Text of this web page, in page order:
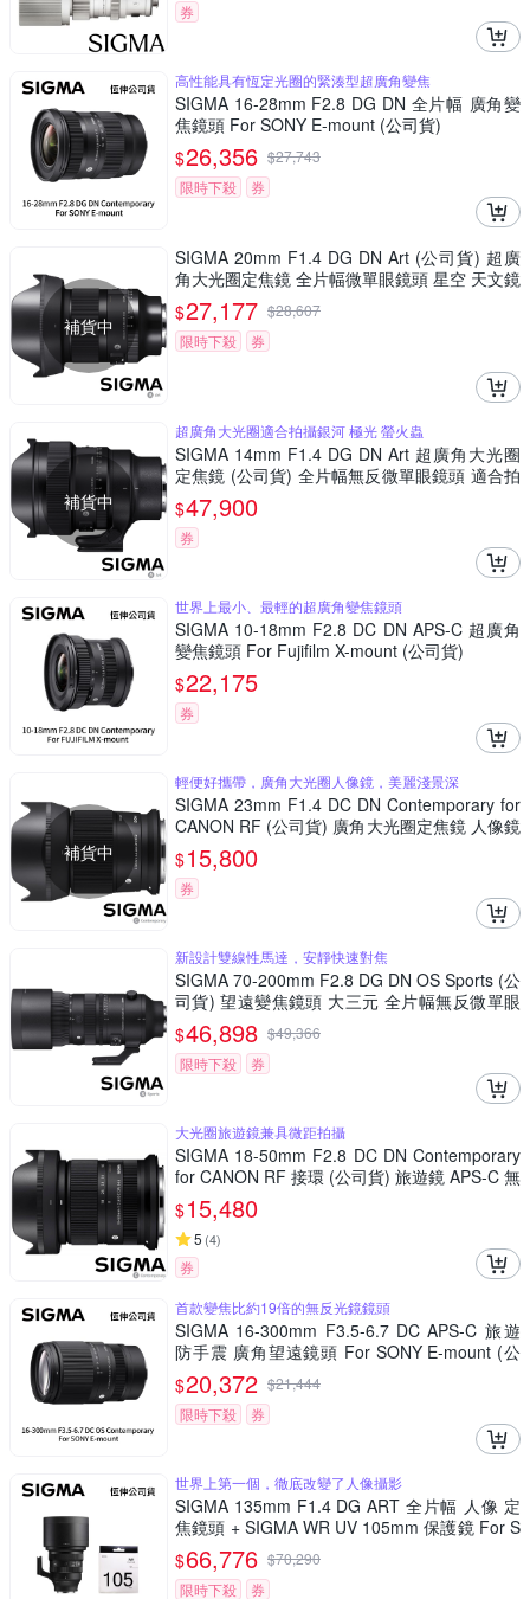
券
高性能具有恆定光圈的緊湊型超廣角變焦
SIGMA 16-28mm F2.8 DG DN 全片幅 廣角變
焦鏡頭 For SONY E-mount (公司貨)
$26,356 $27,743
限時下殺
券
補貨中
SIGMA 20mm F1.4 DG DN Art (公司貨) 超廣
角大光圈定焦鏡 全片幅微單眼鏡頭 星空 天文鏡
$27,177 $28,607
限時下殺
券
補貨中
超廣角大光圈適合拍攝銀河 極光 螢火蟲
SIGMA 14mm F1.4 DG DN Art 超廣角大光圈
定焦鏡 (公司貨) 全片幅無反微單眼鏡頭 適合拍
攝星空、銀河、螢火蟲
$47,900
券
世界上最小、最輕的超廣角變焦鏡頭
SIGMA 10-18mm F2.8 DC DN APS-C 超廣角
變焦鏡頭 For Fujifilm X-mount (公司貨)
$22,175
券
補貨中
輕便好攜帶，廣角大光圈人像鏡，美麗淺景深
SIGMA 23mm F1.4 DC DN Contemporary for
CANON RF (公司貨) 廣角大光圈定焦鏡 人像鏡
APS-C 無反微單眼專用鏡頭
$15,800
券
新設計雙線性馬達，安靜快速對焦
SIGMA 70-200mm F2.8 DG DN OS Sports (公
司貨) 望遠變焦鏡頭 大三元 全片幅無反微單眼
鏡頭
$46,898 $49,366
限時下殺
券
大光圈旅遊鏡兼具微距拍攝
SIGMA 18-50mm F2.8 DC DN Contemporary
for CANON RF 接環 (公司貨) 旅遊鏡 APS-C 無
反微單眼專用鏡頭
$15,480
5 (4)
券
首款變焦比約19倍的無反光鏡鏡頭
SIGMA 16-300mm F3.5-6.7 DC APS-C 旅遊
防手震 廣角望遠鏡頭 For SONY E-mount (公
司貨)
$20,372 $21,444
限時下殺
券
世界上第一個，徹底改變了人像攝影
SIGMA 135mm F1.4 DG ART 全片幅 人像 定
焦鏡頭 + SIGMA WR UV 105mm 保護鏡 For S
ONY E-mount (公司貨)
$66,776 $70,290
限時下殺
券